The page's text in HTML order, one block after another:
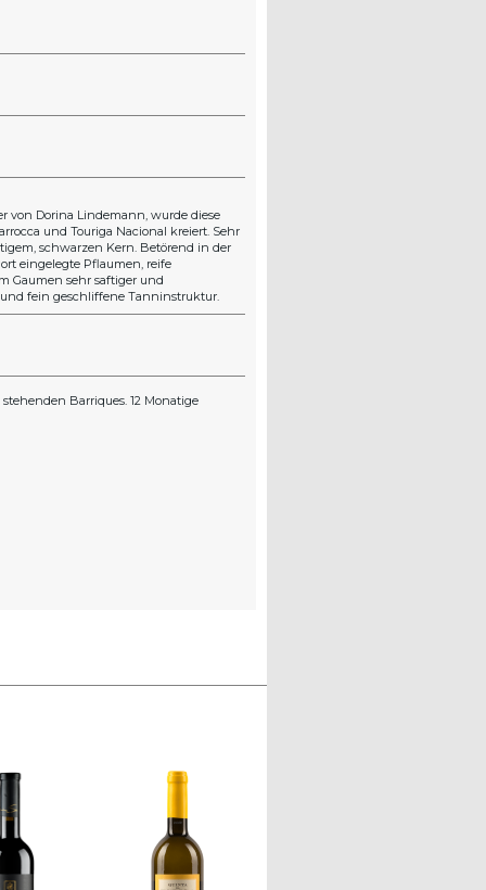
von Dorina Lindemann, wurde diese
und Touriga Nacional kreiert. Sehr
schwarzen Kern. Betörend in der
eingelegte Pflaumen, reife
Gaumen sehr saftiger und
fein geschliffene Tanninstruktur.
Barriques. 12 Monatige